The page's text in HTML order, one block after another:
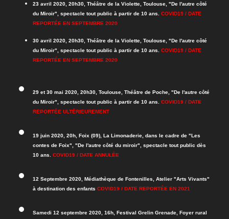
23 avril 2020, 20h30, Théâtre de la Violette, Toulouse, "De l'autre côté
du Miroir", spectacle tout public à partir de 10 ans. COVID19 / DATE
REPORTÉE EN SEPTEMBRE 2020
30 avril 2020, 20h30, Théâtre de la Violette, Toulouse, "De l'autre côté
du Miroir", spectacle tout public à partir de 10 ans. COVID19 / DATE
REPORTÉE EN SEPTEMBRE 2020
29 et 30 mai 2020, 20h30, Toulouse, Théâtre de Poche, "De l'autre côté
du Miroir", spectacle tout public à partir de 10 ans. COVID19 / DATE
REPORTÉE ULTÉRIEUREMENT
19 juin 2020, 20h, Foix (09), La Limonaderie, dans le cadre de "Les
contes de Foix", "De l'autre côté du miroir", spectacle tout public dès
10 ans. COVID19 / DATE ANNULÉE
12 Septembre 2020, Médiathèque de Fontenilles, Atelier "Arts Vivants"
à destination des enfants COVID19 / DATE REPORTÉE EN 2021
Samedi 12 septembre 2020, 16h, Festival Grelin Grenade, Foyer rural